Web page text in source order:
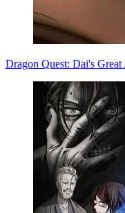
Dragon Quest: Dai's Great